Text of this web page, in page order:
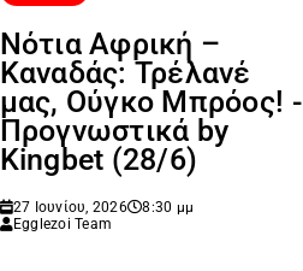
Νότια Αφρική –
Καναδάς: Τρέλανέ
μας, Ούγκο Μπρόος! -
Προγνωστικά by
Kingbet (28/6)
27 Ιουνίου, 2026
8:30 μμ
Egglezoi Team